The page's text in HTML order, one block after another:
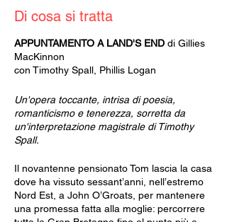
Di cosa si tratta
APPUNTAMENTO A LAND'S END di Gillies
MacKinnon
con Timothy Spall, Phillis Logan
Un'opera toccante, intrisa di poesia,
romanticismo e tenerezza, sorretta da
un'interpretazione magistrale di Timothy
Spall.
Il novantenne pensionato Tom lascia la casa
dove ha vissuto sessant’anni, nell’estremo
Nord Est, a John O’Groats, per mantenere
una promessa fatta alla moglie: percorrere